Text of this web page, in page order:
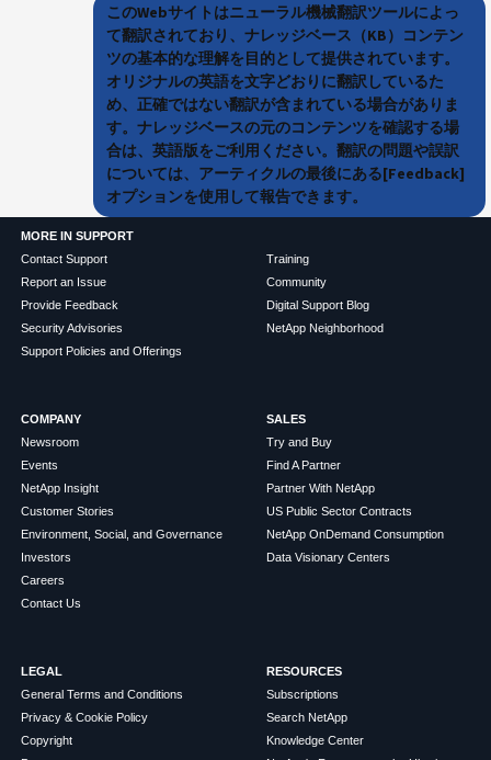
このWebサイトはニューラル機械翻訳ツールによっ
て翻訳されており、ナレッジベース（KB）コンテン
ツの基本的な理解を目的として提供されています。
オリジナルの英語を文字どおりに翻訳しているた
め、正確ではない翻訳が含まれている場合がありま
す。ナレッジベースの元のコンテンツを確認する場
合は、英語版をご利用ください。翻訳の問題や誤訳
については、アーティクルの最後にある[Feedback]
オプションを使用して報告できます。
MORE IN SUPPORT
Contact Support
Report an Issue
Provide Feedback
Security Advisories
Support Policies and Offerings
Training
Community
Digital Support Blog
NetApp Neighborhood
COMPANY
Newsroom
Events
NetApp Insight
Customer Stories
Environment, Social, and Governance
Investors
Careers
Contact Us
SALES
Try and Buy
Find A Partner
Partner With NetApp
US Public Sector Contracts
NetApp OnDemand Consumption
Data Visionary Centers
LEGAL
General Terms and Conditions
Privacy & Cookie Policy
Copyright
RESOURCES
Subscriptions
Search NetApp
Knowledge Center